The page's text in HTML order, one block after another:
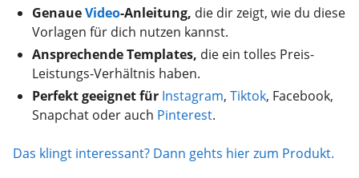
GenaueVideo-Anleitung, die dir zeigt, wie du diese
Vorlagen für dich nutzen kannst.
Ansprechende Templates, die ein tolles Preis-
Leistungs-Verhältnis haben.
Perfekt geeignet für Instagram, Tiktok, Facebook,
Snapchat oder auch Pinterest.
Das klingt interessant? Dann gehts hier zum Produkt.